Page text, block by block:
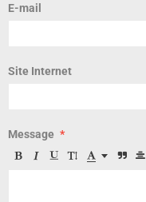
E-mail
Site Internet
Message